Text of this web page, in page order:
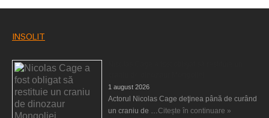
INSOLIT
1 august 2026
Actorul Nicolas Cage deţinea până de curând
un craniu de …Citește în continuare »